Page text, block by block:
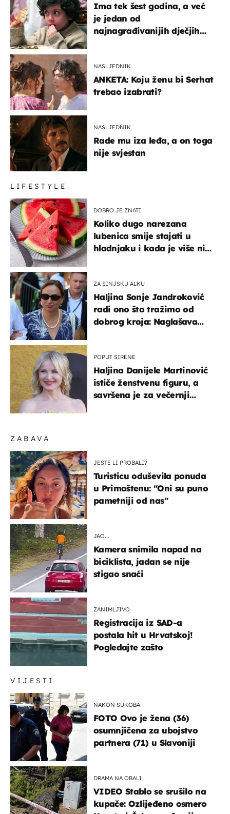
VIJESTI
NAKON SUKOBA
FOTO Ovo je žena (36)
osumnjičena za ubojstvo
partnera (71) u Slavoniji
DRAMA NA OBALI
VIDEO Stablo se srušilo na
kupače: Ozlijeđeno osmero
ZABAVA
JESTE LI PROBALI?
Turisticu oduševila ponuda
u Primoštenu: "Oni su puno
pametniji od nas"
JAO...
Kamera snimila napad na
biciklista, jadan se nije
stigao snaći
ZANIMLJIVO
Registracija iz SAD-a
postala hit u Hrvatskoj!
Pogledajte zašto
Ima tek šest godina, a već
je jedan od
najnagrađivanijih dječjih
NASLJEDNIK
ANKETA: Koju ženu bi Serhat
trebao izabrati?
NASLJEDNIK
Rade mu iza leđa, a on toga
nije svjestan
LIFESTYLE
DOBRO JE ZNATI
Koliko dugo narezana
lubenica smije stajati u
hladnjaku i kada je više nije
ZA SINJSKU ALKU
Haljina Sonje Jandroković
radi ono što tražimo od
dobrog kroja: Naglašava
POPUT SIRENE
Haljina Danijele Martinović
ističe ženstvenu figuru, a
savršena je za večernji